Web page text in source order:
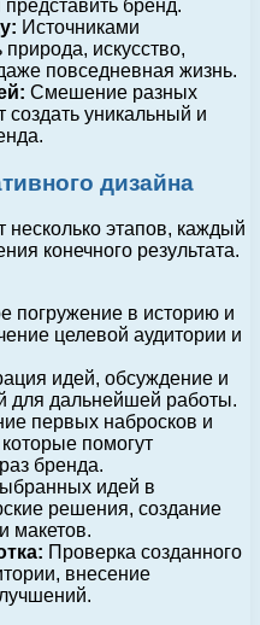
бренд.
Источниками
искусство,
повседневная жизнь.
Смешение разных
уникальный и
дизайна
несколько этапов, каждый
конечного результата.
погружение в историю и
целевой аудитории и
идей, обсуждение и
для дальнейшей работы.
первых набросков и
помогут
бренда.
идей в
решения, создание
макетов.
Проверка созданного
внесение